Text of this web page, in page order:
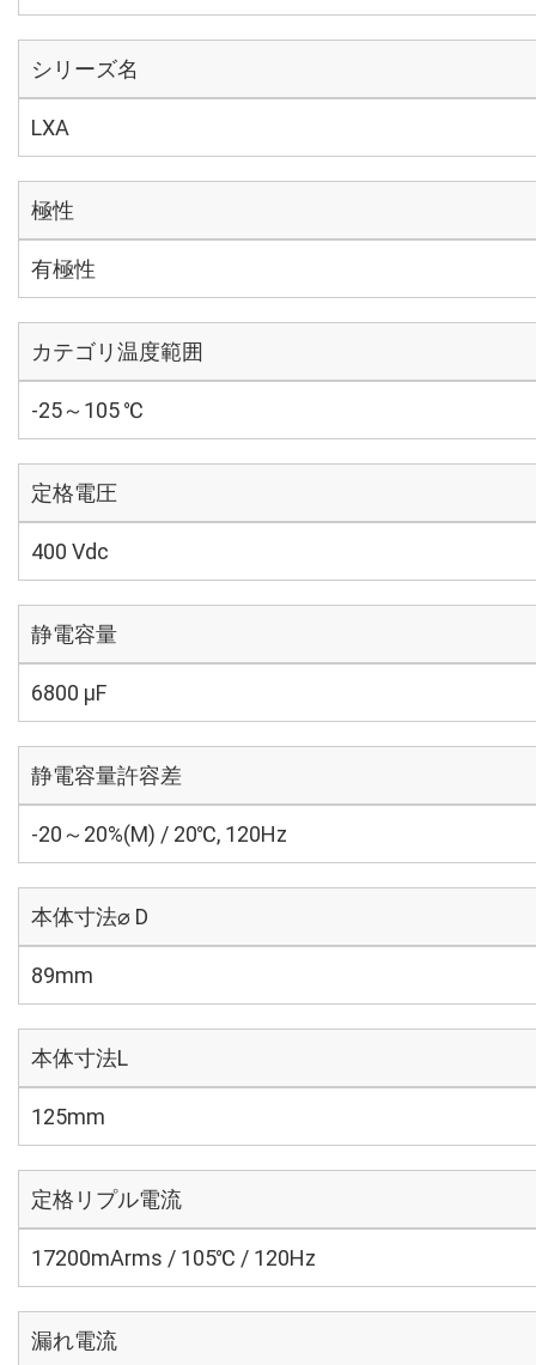
シリーズ名
LXA
極性
有極性
カテゴリ温度範囲
-25～105 ℃
定格電圧
400 Vdc
静電容量
6800 µF
静電容量許容差
-20～20%(M) / 20℃, 120Hz
本体寸法⌀ D
89mm
本体寸法L
125mm
定格リプル電流
17200mArms / 105℃ / 120Hz
漏れ電流